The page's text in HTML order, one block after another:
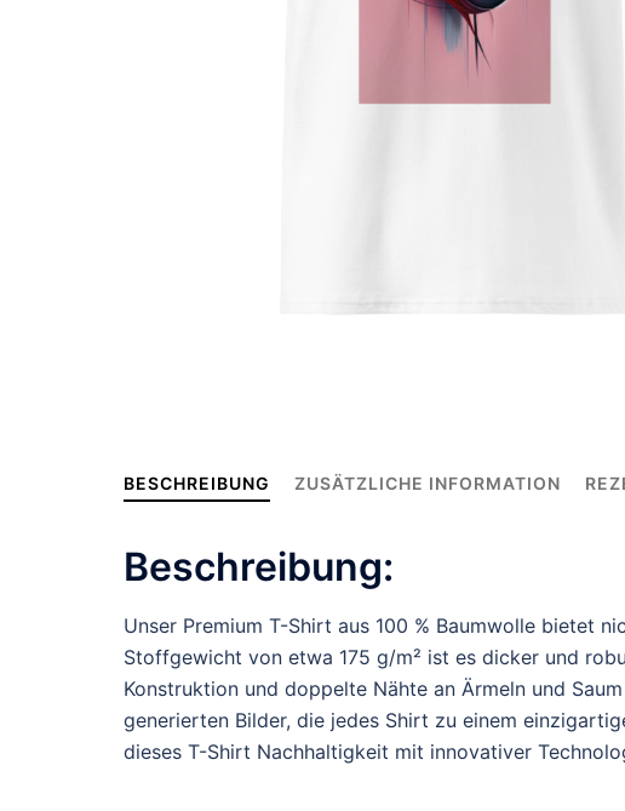
BESCHREIBUNG ZUSÄTZLICHE INFORMATION
Beschreibung:
Unser Premium T-Shirt aus 100 % Baumwolle bietet
Stoffgewicht von etwa 175 g/m² ist es dicker und
Konstruktion und doppelte Nähte an Ärmeln und
generierten Bilder, die jedes Shirt zu einem
dieses T-Shirt Nachhaltigkeit mit innovativer